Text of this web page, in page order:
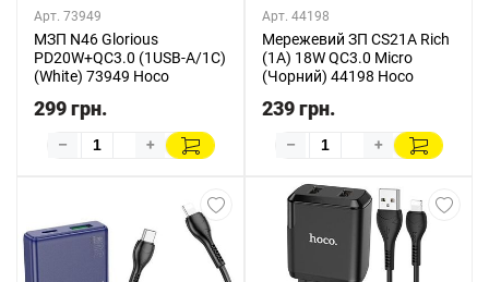
Арт. 73949
МЗП N46 Glorious
PD20W+QC3.0 (1USB-A/1C)
(White) 73949 Hoco
299 грн.
– +
Арт. 44198
Мережевий ЗП CS21A Rich
(1A) 18W QC3.0 Micro
(Чорний) 44198 Hoco
239 грн.
– +